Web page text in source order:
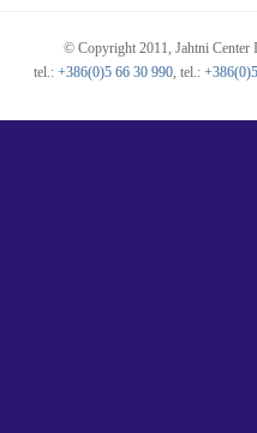
© Copyright 2011, Jahtni Center
tel.:+386(0)5 66 30 990, tel.: